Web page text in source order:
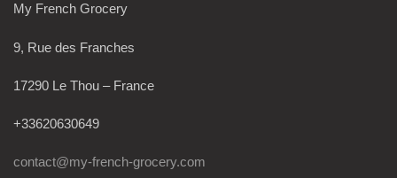
My French Grocery
9, Rue des Franches
17290 Le Thou – France
+33620630649
contact@my-french-grocery.com